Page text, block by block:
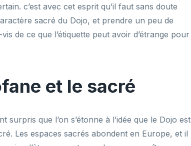
c’est avec cet esprit qu’il faut sans doute
sacré du Dojo, et prendre un peu de
de ce que l’étiquette peut avoir d’étrange pour
et le sacré
surpris que l’on s’étonne à l’idée que le Dojo est
Les espaces sacrés abondent en Europe, et il